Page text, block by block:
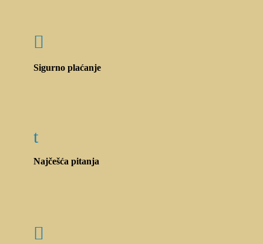

Sigurno plaćanje
t
Najčešća pitanja
